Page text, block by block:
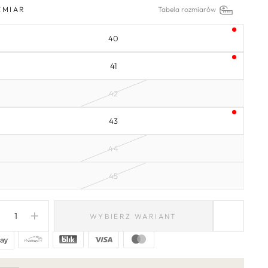
Tabela rozmiarów
40
41
42
43
44
45
WYBIERZ WARIANT